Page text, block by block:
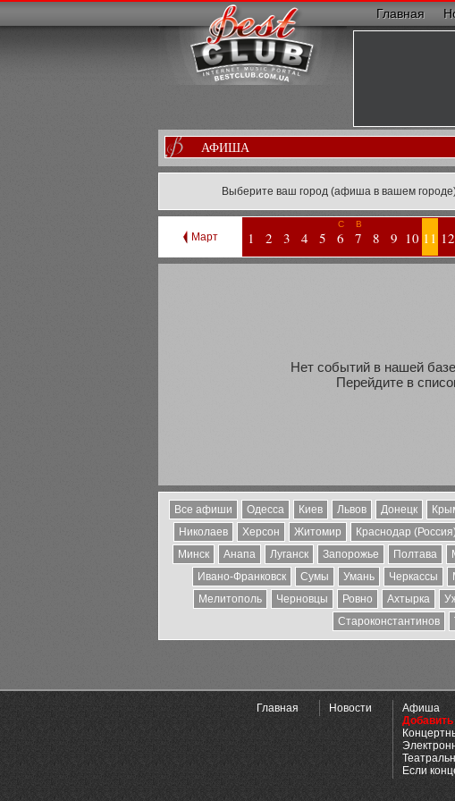
Главная
АФИША
Выберите ваш город (афиша в вашем
Март 1 2 3 4 5
С
6
В
7 8 9 10 11 12
Нет событий в нашей
Перейдите в
Все афиши Одесса Киев Львов Донецк
Николаев
Херсон Житомир Краснодар
Минск
Анапа Луганск Запорожье Полтава
Ивано-Франковск
Сумы Умань Черкассы
Мелитополь
Черновцы Ровно Ахтырка
Староконстантинов
Главная Новости
Афиша
Если